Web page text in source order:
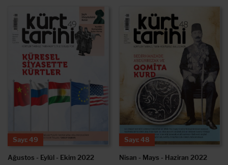
Sayı: 49
Ağustos - Eylül - Ekim 2022
Sayı: 48
Nisan - Mays - Haziran 2022